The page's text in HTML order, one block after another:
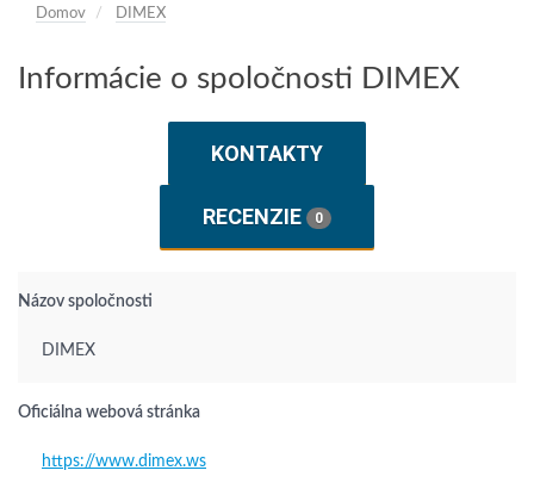
Domov DIMEX
Informácie o spoločnosti DIMEX
KONTAKTY
RECENZIE 0
Názov spoločnosti
DIMEX
Oficiálna webová stránka
https://www.dimex.ws